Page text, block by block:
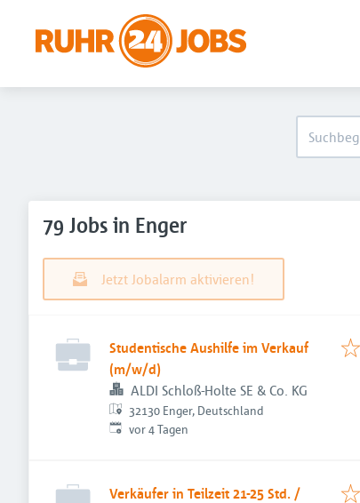
79 Jobs in Enger
Jetzt Jobalarm aktivieren!
Studentische Aushilfe im Verkauf
(m/w/d)
ALDI Schloß-Holte SE & Co. KG
32130 Enger, Deutschland
Veröffentlicht:
vor 4 Tagen
Verkäufer in Teilzeit 21-25 Std. /